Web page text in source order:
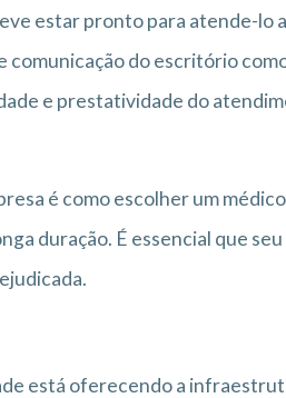
estar pronto para atende-lo
do escritório
e prestatividade do
é como escolher um
duração. É essencial que
está oferecendo a